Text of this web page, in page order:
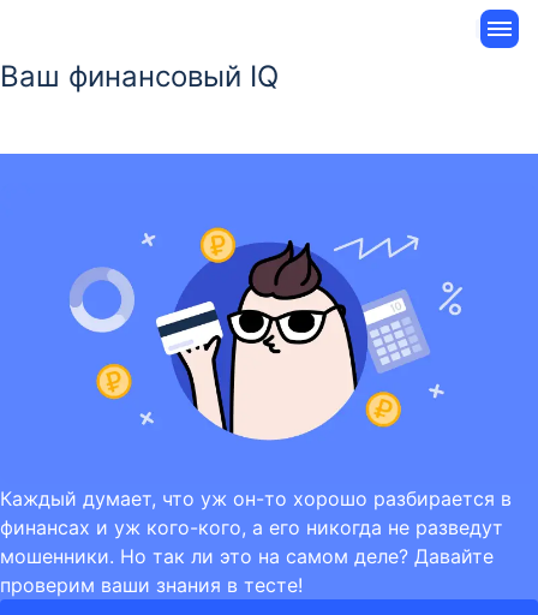
Ваш финансовый IQ
Каждый думает, что уж он-то хорошо разбирается в
финансах и уж кого-кого, а его никогда не разведут
мошенники. Но так ли это на самом деле? Давайте
проверим ваши знания в тесте!